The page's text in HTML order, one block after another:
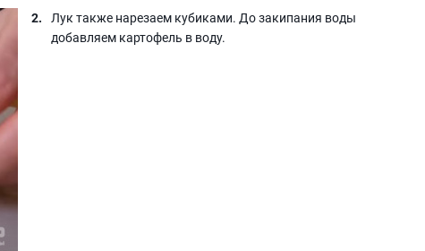
Лук также нарезаем кубиками. До закипания воды
добавляем картофель в воду.